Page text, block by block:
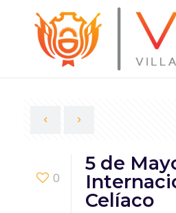
0
5 de
Celíaco